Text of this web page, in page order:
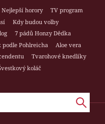
Nejlepší horory
TV program
Kdy budou volby
7 pádů Honzy Dědka
podle Pohlreicha
Aloe vera
Tvarohové knedlíky
koláč